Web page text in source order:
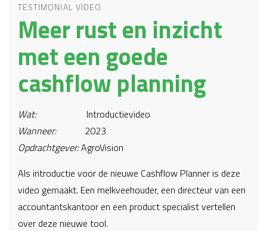
TESTIMONIAL VIDEO
Meer rust en inzicht
met een goede
cashflow planning
Wat:
Introductievideo
Wanneer:2023
Opdrachtgever:AgroVision
Als introductie voor de nieuwe Cashflow Planner is deze
video gemaakt. Een melkveehouder, een directeur van een
accountantskantoor en een product specialist vertellen
over deze nieuwe tool.